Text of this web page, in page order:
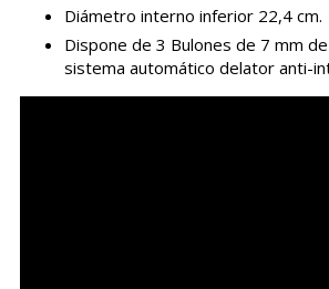
Diámetro interno inferior 22,4 cm.
Dispone de 3 Bulones de 7 mm
sistema automático delator anti-